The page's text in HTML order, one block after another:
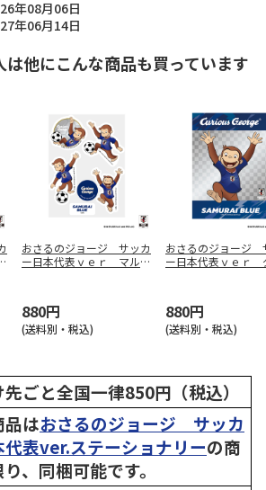
年08月06日
年06月14日
は他にこんな商品も買っています
おさるのジョージ サッカ
ー日本代表ｖｅｒ マルチ
880円
(送料別・税込)
おさるのジョージ
ー日本代表ｖｅｒ
880円
(送料別・税込)
ごと全国一律850円（税込）
品はおさるのジョージ サッカ
代表ver.ステーショナリーの商
、同梱可能です。